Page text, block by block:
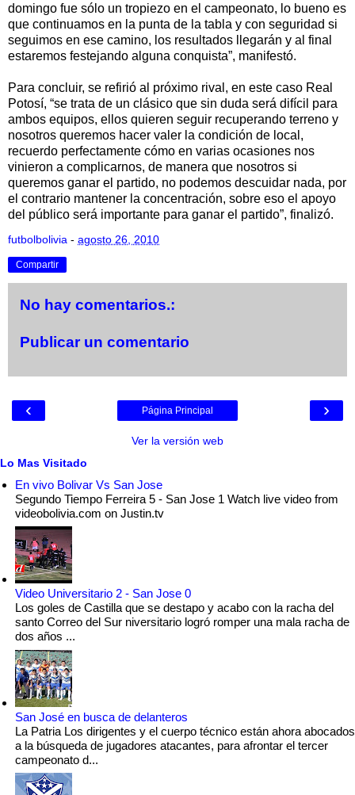
domingo fue sólo un tropiezo en el campeonato, lo bueno es
que continuamos en la punta de la tabla y con seguridad si
seguimos en ese camino, los resultados llegarán y al final
estaremos festejando alguna conquista”, manifestó.
Para concluir, se refirió al próximo rival, en este caso Real
Potosí, “se trata de un clásico que sin duda será difícil para
ambos equipos, ellos quieren seguir recuperando terreno y
nosotros queremos hacer valer la condición de local,
recuerdo perfectamente cómo en varias ocasiones nos
vinieron a complicarnos, de manera que nosotros si
queremos ganar el partido, no podemos descuidar nada, por
el contrario mantener la concentración, sobre eso el apoyo
del público será importante para ganar el partido”, finalizó.
futbolbolivia - agosto 26, 2010
Compartir
No hay comentarios.:
Publicar un comentario
‹ ›
Página Principal
Ver la versión web
Lo Mas Visitado
En vivo Bolivar Vs San Jose
Segundo Tiempo Ferreira 5 - San Jose 1 Watch live video from
videobolivia.com on Justin.tv
Video Universitario 2 - San Jose 0
Los goles de Castilla que se destapo y acabo con la racha del
santo Correo del Sur niversitario logró romper una mala racha de
dos años ...
San José en busca de delanteros
La Patria Los dirigentes y el cuerpo técnico están ahora abocados
a la búsqueda de jugadores atacantes, para afrontar el tercer
campeonato d...